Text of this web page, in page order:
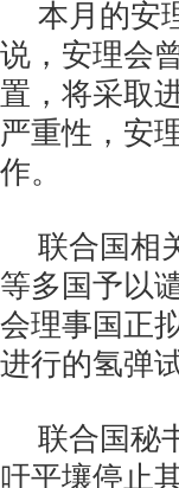
本月的安
说，安理会
置，将采取
严重性，安
作。
联合国相
等多国予以
会理事国正
进行的氢弹试
联合国秘
吁平壤停止